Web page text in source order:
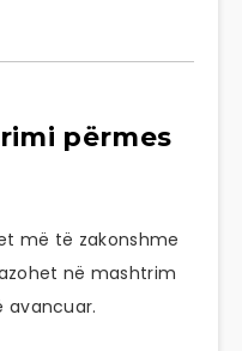
përmes
më të zakonshme
në mashtrim
avancuar.